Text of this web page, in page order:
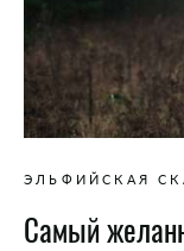
ЭЛЬФИЙСКАЯ
Самый